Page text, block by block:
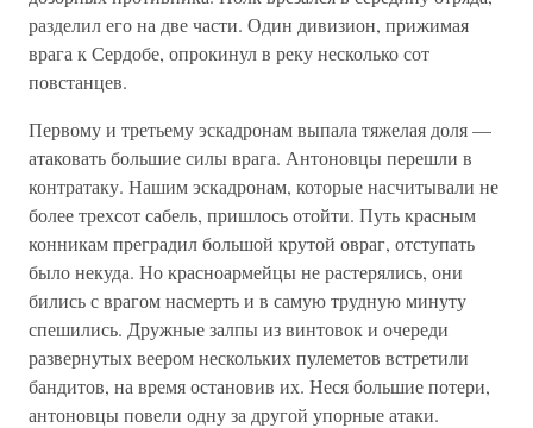
разделил его на две части. Один дивизион, прижимая
врага к Сердобе, опрокинул в реку несколько сот
повстанцев.
Первому и третьему эскадронам выпала тяжелая доля —
атаковать большие силы врага. Антоновцы перешли в
контратаку. Нашим эскадронам, которые насчитывали не
более трехсот сабель, пришлось отойти. Путь красным
конникам преградил большой крутой овраг, отступать
было некуда. Но красноармейцы не растерялись, они
бились с врагом насмерть и в самую трудную минуту
спешились. Дружные залпы из винтовок и очереди
развернутых веером нескольких пулеметов встретили
бандитов, на время остановив их. Неся большие потери,
антоновцы повели одну за другой упорные атаки.